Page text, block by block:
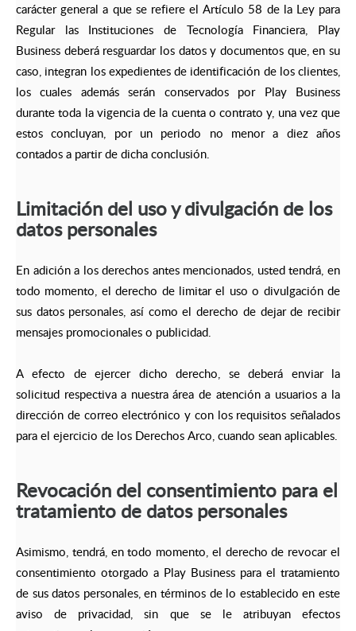
carácter general a que se refiere el Artículo 58 de la Ley para
Regular las Instituciones de Tecnología Financiera, Play
Business deberá resguardar los datos y documentos que, en su
caso, integran los expedientes de identificación de los clientes,
los cuales además serán conservados por Play Business
durante toda la vigencia de la cuenta o contrato y, una vez que
estos concluyan, por un periodo no menor a diez años
contados a partir de dicha conclusión.
Limitación del uso y divulgación de los
datos personales
En adición a los derechos antes mencionados, usted tendrá, en
todo momento, el derecho de limitar el uso o divulgación de
sus datos personales, así como el derecho de dejar de recibir
mensajes promocionales o publicidad.
A efecto de ejercer dicho derecho, se deberá enviar la
solicitud respectiva a nuestra área de atención a usuarios a la
dirección de correo electrónico y con los requisitos señalados
para el ejercicio de los Derechos Arco, cuando sean aplicables.
Revocación del consentimiento para el
tratamiento de datos personales
Asimismo, tendrá, en todo momento, el derecho de revocar el
consentimiento otorgado a Play Business para el tratamiento
de sus datos personales, en términos de lo establecido en este
aviso de privacidad, sin que se le atribuyan efectos